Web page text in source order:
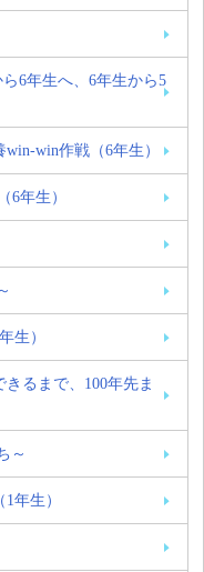
6年生へ、6年生から5
win作戦（6年生）
6年生）
生）
るまで、100年先ま
～
年生）